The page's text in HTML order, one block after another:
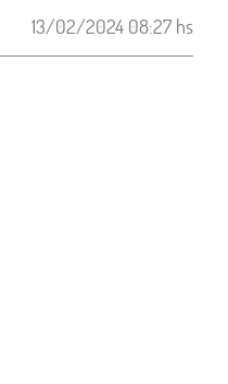
13/02/2024 08:27 hs